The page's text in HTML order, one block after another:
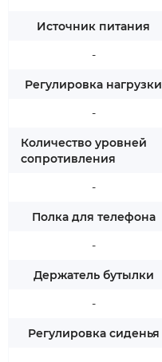
Источник питания
-
Регулировка нагрузки
-
Количество уровней
сопротивления
-
Полка для телефона
-
Держатель бутылки
-
Регулировка сиденья